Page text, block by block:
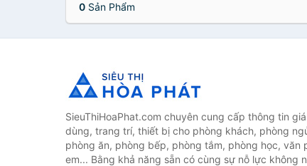
0 Sản Phẩm
SieuThiHoaPhat.com chuyên cung cấp thông tin
dùng, trang trí, thiết bị cho phòng khách, phòng
phòng ăn, phòng bếp, phòng tắm, phòng học, văn
em... Bằng khả năng sẵn có cùng sự nỗ lực không